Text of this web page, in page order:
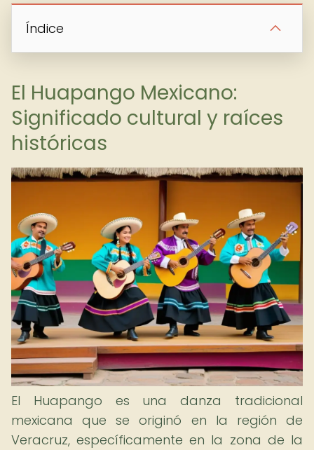
Índice
El Huapango Mexicano:
Significado cultural y raíces
históricas
El Huapango es una danza tradicional
mexicana que se originó en la región de
Veracruz, específicamente en la zona de la